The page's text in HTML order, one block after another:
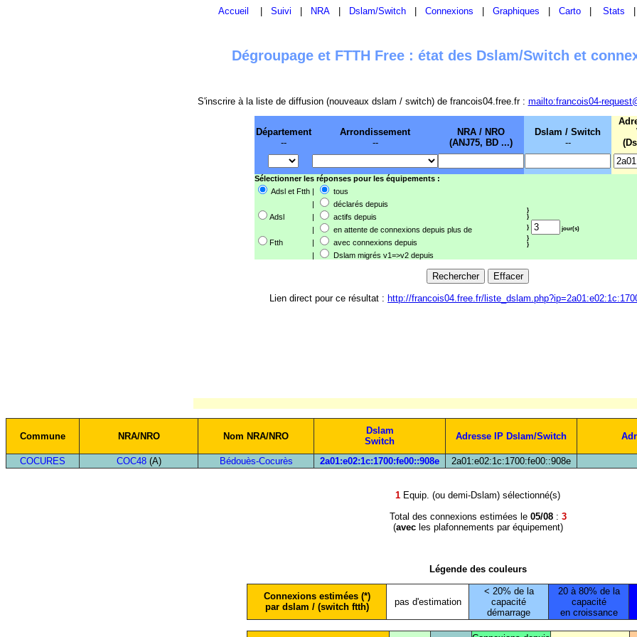
Accueil Suivi NRA Dslam/Switch Connexions Graphiques Carto Stats
Dégroupage et FTTH Free : état des Dslam/Switch et
S'inscrire à la liste de diffusion (nouveaux dslam / switch) de francois04.free.fr : mailto:francois04-
Département
--
Arrondissement
--
NRA / NRO
(ANJ75, BD ...)
Dslam / Switch
--
Sélectionner les réponses pour les équipements :
Adsl et Ftth |
tous
|
déclarés depuis
}
}
}
jour(s)
}
}
Adsl |
actifs depuis
|
en attente de connexions depuis plus de
Ftth
|
avec connexions depuis
|
Dslam migrés v1=>v2 depuis
Lien direct pour ce résultat : http://francois04.free.fr/
Commune NRA/NRO Nom NRA/NRO
Dslam
Switch
Adresse IP Dslam/Switch
COCURES
COC48(A) Bédouès-Cocurès 2a01:e02:1c:1700:fe00::908e 2a01:e02:1c:1700:fe00::908e
1 Equip. (ou demi-Dslam) sélectionné(s)
Total des connexions estimées le 05/08: 3
(avecles plafonnements par équipement)
Légende des couleurs
Connexions estimées (*)
par dslam / (switch ftth)
pas d'estimation
< 20% de la
capacité
démarrage
20 à 80% de la
capacité
en croissance